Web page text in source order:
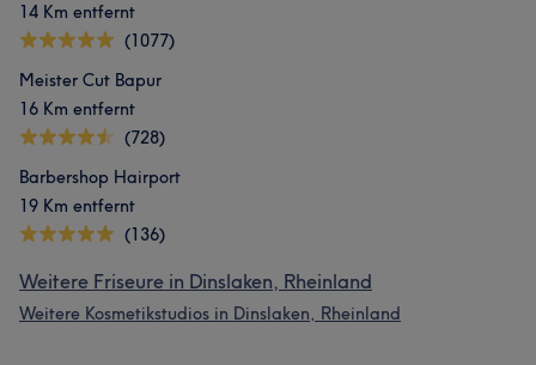
14 Km entfernt
(1077)
Meister Cut Bapur
16 Km entfernt
(728)
Barbershop Hairport
19 Km entfernt
(136)
Weitere Friseure in Dinslaken, Rheinland
Weitere Kosmetikstudios in Dinslaken, Rheinland